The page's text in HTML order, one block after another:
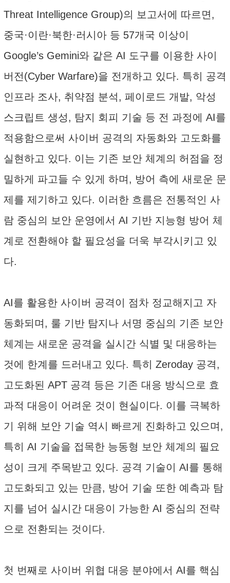
Threat Intelligence Group)의 보고서에 따르면,
중국·이란·북한·러시아 등 57개국 이상이
Google’s Gemini와 같은 AI 도구를 이용한 사이
버전(Cyber Warfare)을 전개하고 있다. 특히 공격
인프라 조사, 취약점 분석, 페이로드 개발, 악성
스크립트 생성, 탐지 회피 기술 등 전 과정에 AI를
적용함으로써 사이버 공격의 자동화와 고도화를
실현하고 있다. 이는 기존 보안 체계의 허점을 정
밀하게 파고들 수 있게 하며, 방어 측에 새로운 문
제를 제기하고 있다. 이러한 흐름은 전통적인 사
람 중심의 보안 운영에서 AI 기반 지능형 방어 체
계로 전환해야 할 필요성을 더욱 부각시키고 있
다.
AI를 활용한 사이버 공격이 점차 정교해지고 자
동화되며, 룰 기반 탐지나 서명 중심의 기존 보안
체계는 새로운 공격을 실시간 식별 및 대응하는
것에 한계를 드러내고 있다. 특히 Zeroday 공격,
고도화된 APT 공격 등은 기존 대응 방식으로 효
과적 대응이 어려운 것이 현실이다. 이를 극복하
기 위해 보안 기술 역시 빠르게 진화하고 있으며,
특히 AI 기술을 접목한 능동형 보안 체계의 필요
성이 크게 주목받고 있다. 공격 기술이 AI를 통해
고도화되고 있는 만큼, 방어 기술 또한 예측과 탐
지를 넘어 실시간 대응이 가능한 AI 중심의 전략
으로 전환되는 것이다.
첫 번째로 사이버 위협 대응 분야에서 AI를 핵심